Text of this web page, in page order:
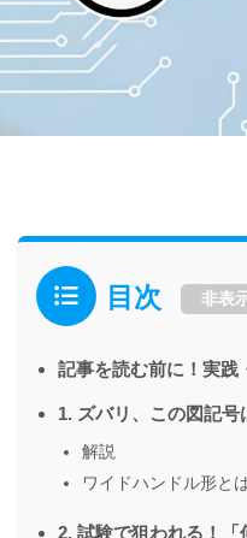
目次 非表
記事を読む前に！実践
1. ズバリ、この図記号
解説
ワイドハンドル形と
2. 試験で狙われる！